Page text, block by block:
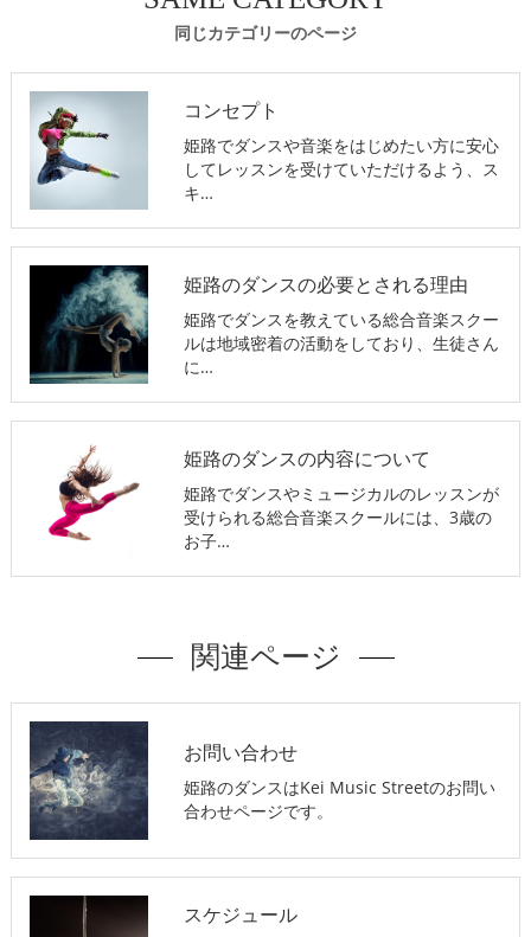
同じカテゴリーのページ
コンセプト
姫路でダンスや音楽をはじめたい方に安心
してレッスンを受けていただけるよう、ス
キ…
姫路のダンスの必要とされる理由
姫路でダンスを教えている総合音楽スクー
ルは地域密着の活動をしており、生徒さん
に…
姫路のダンスの内容について
姫路でダンスやミュージカルのレッスンが
受けられる総合音楽スクールには、3歳の
お子…
関連ページ
お問い合わせ
姫路のダンスはKei Music Streetのお問い
合わせページです。
スケジュール